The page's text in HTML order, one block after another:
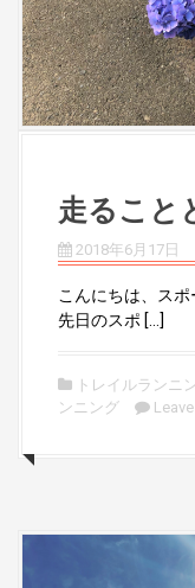
走ること
2018年6月17日
こんにちは、スポ
先日のスポ […]
トレイルランニ
ンニング